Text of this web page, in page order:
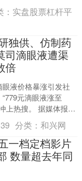
实盘股票杠杆平
独供、仿制药
司滴眼液遭渠
倍
液价格暴涨引发社
元滴眼液涨至
上热搜。 据媒体报
进行角膜移植术
克....分类：和兴网
一档定档影片
数量超去年同